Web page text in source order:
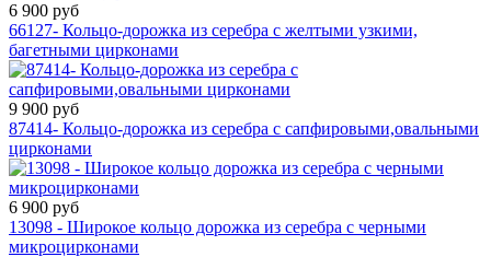
6 900 руб
66127- Кольцо-дорожка из серебра с желтыми узкими,
багетными цирконами
9 900 руб
87414- Кольцо-дорожка из серебра с сапфировыми,овальными
цирконами
6 900 руб
13098 - Широкое кольцо дорожка из серебра с черными
микроцирконами